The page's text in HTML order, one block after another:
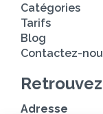
Catégories
Tarifs
Blog
Contactez-
Adresse